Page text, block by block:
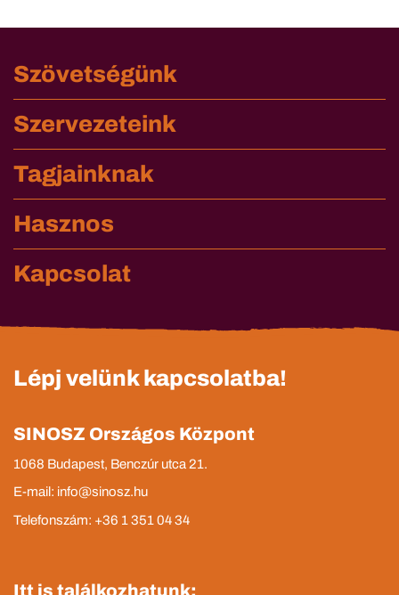
Szövetségünk
Szervezeteink
Tagjainknak
Hasznos
Kapcsolat
Lépj velünk kapcsolatba!
SINOSZ Országos Központ
1068 Budapest, Benczúr utca 21.
E-mail: info@sinosz.hu
Telefonszám: +36 1 351 04 34
Itt is találkozhatunk: